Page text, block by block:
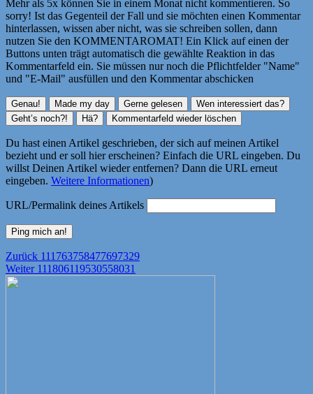
Mehr als 5x können Sie in einem Monat nicht kommentieren. So
sorry! Ist das Gegenteil der Fall und sie möchten einen Kommentar
hinterlassen, wissen aber nicht, was sie schreiben sollen, dann
nutzen Sie den KOMMENTAROMAT! Ein Klick auf einen der
Buttons unten trägt automatisch die gewählte Reaktion in das
Kommentarfeld ein. Sie müssen nur noch die Pflichtfelder "Name"
und "E-Mail" ausfüllen und den Kommentar abschicken
Du hast einen Artikel geschrieben, der sich auf meinen Artikel
bezieht und er soll hier erscheinen? Einfach die URL eingeben. Du
willst Deinen Artikel wieder entfernen? Dann die URL erneut
eingeben. Weitere Informationen)
URL/Permalink deines Artikels
Beitragsnavigation
Zurück Vorheriger
Beitrag:
111763758477697329
Weiter Nächster
111806119530558031